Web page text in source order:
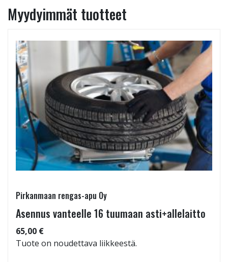
Myydyimmät tuotteet
Pirkanmaan rengas-apu Oy
Asennus vanteelle 16 tuumaan asti+allelaitto
65,00 €
Tuote on noudettava liikkeestä.